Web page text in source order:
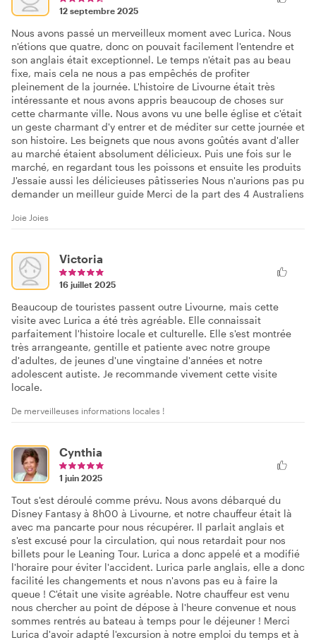
12 septembre 2025
Nous avons passé un merveilleux moment avec Lurica. Nous
n'étions que quatre, donc on pouvait facilement l'entendre et
son anglais était exceptionnel. Le temps n'était pas au beau
fixe, mais cela ne nous a pas empêchés de profiter
pleinement de la journée. L'histoire de Livourne était très
intéressante et nous avons appris beaucoup de choses sur
cette charmante ville. Nous avons vu une belle église et c'était
un geste charmant d'y entrer et de méditer sur cette journée et
son histoire. Les beignets que nous avons goûtés avant d'aller
au marché étaient absolument délicieux. Puis une fois sur le
marché, en regardant tous les poissons et ensuite les produits
J'essaie aussi les délicieuses pâtisseries Nous n'aurions pas pu
demander un meilleur guide Merci de la part des 4 Australiens
Joie Joies
Victoria
16 juillet 2025
Beaucoup de touristes passent outre Livourne, mais cette
visite avec Lurica a été très agréable. Elle connaissait
parfaitement l'histoire locale et culturelle. Elle s'est montrée
très arrangeante, gentille et patiente avec notre groupe
d'adultes, de jeunes d'une vingtaine d'années et notre
adolescent autiste. Je recommande vivement cette visite
locale.
De merveilleuses informations locales !
Cynthia
1 juin 2025
Tout s'est déroulé comme prévu. Nous avons débarqué du
Disney Fantasy à 8h00 à Livourne, et notre chauffeur était là
avec ma pancarte pour nous récupérer. Il parlait anglais et
s'est excusé pour la circulation, qui nous retardait pour nos
billets pour le Leaning Tour. Lurica a donc appelé et a modifié
l'horaire pour éviter l'accident. Lurica parle anglais, elle a donc
facilité les changements et nous n'avons pas eu à faire la
queue ! C'était une visite agréable. Notre chauffeur est venu
nous chercher au point de dépose à l'heure convenue et nous
sommes rentrés au bateau à temps pour le déjeuner ! Merci
Lurica d'avoir adapté l'excursion à notre emploi du temps et à